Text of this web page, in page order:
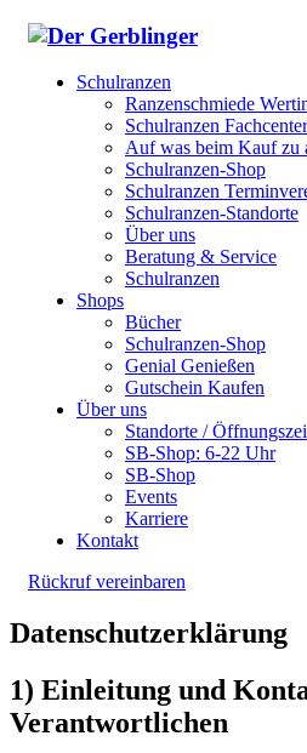
Schulranzen
Ranzenschmiede
Schulranzen
Auf was beim Kauf zu
Schulranzen-Shop
Schulranzen
Schulranzen-Standorte
Über uns
Beratung & Service
Schulranzen
Shops
Bücher
Schulranzen-Shop
Genial Genießen
Gutschein Kaufen
Über uns
Standorte /
SB-Shop: 6-22 Uhr
SB-Shop
Events
Karriere
Kontakt
Rückruf vereinbaren
Datenschutzerklärung
1) Einleitung und
Verantwortlichen